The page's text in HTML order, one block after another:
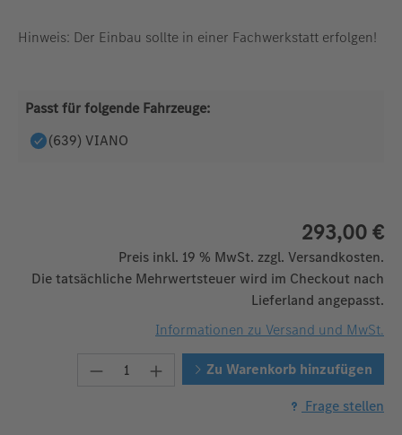
Hinweis: Der Einbau sollte in einer Fachwerkstatt erfolgen!
Passt für folgende Fahrzeuge:
(639) VIANO
293,00 €
Preis inkl. 19 % MwSt. zzgl. Versandkosten.
Die tatsächliche Mehrwertsteuer wird im Checkout nach
Lieferland angepasst.
Informationen zu Versand und MwSt.
Produkt Anzahl: Gib den
Zu Warenkorb hinzufügen
Frage stellen